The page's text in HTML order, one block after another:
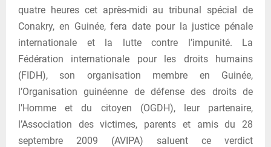
quatre heures cet après-midi au tribunal spécial de
Conakry, en Guinée, fera date pour la justice pénale
internationale et la lutte contre l’impunité. La
Fédération internationale pour les droits humains
(FIDH), son organisation membre en Guinée,
l’Organisation guinéenne de défense des droits de
l’Homme et du citoyen (OGDH), leur partenaire,
l’Association des victimes, parents et amis du 28
septembre 2009 (AVIPA) saluent ce verdict